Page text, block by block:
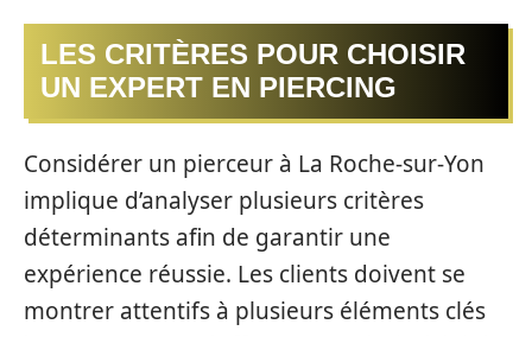
LES CRITÈRES POUR CHOISIR
UN EXPERT EN PIERCING
Considérer un pierceur à La Roche-sur-Yon
implique d’analyser plusieurs critères
déterminants afin de garantir une
expérience réussie. Les clients doivent se
montrer attentifs à plusieurs éléments clés